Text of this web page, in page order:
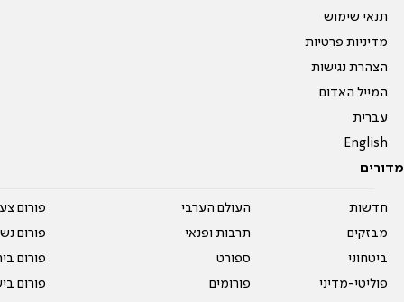
תנאי שימוש
מדיניות פרטיות
הצהרת נגישות
המייל האדום
עברית
English
מדורים
חדשות
מבזקים
ביטחוני
פוליטי-מדיני
העולם הערבי
תרבות ופנאי
ספורט
פורומים
פורום
פורום
פורום
פורום